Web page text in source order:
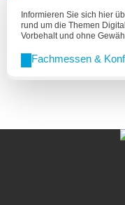
Informieren Sie sich hier
rund um die Themen
Vorbehalt und ohne
Fachmessen &